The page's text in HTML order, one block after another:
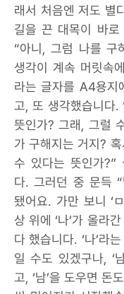
래서 처음엔 저도 별
길을 끈 대목이 바로
“아니, 그럼 나를 구
생각이 계속 머릿속
라는 글자를 A4용지
고, 또 생각했습니다.
뜻인가? 그래, 그럴
가 구해지는 거지?
수 있다는 뜻인가?”
다. 그러던 중 문득 “
됐어요. 가만 보니 ‘
상 위에 ‘나’가 올라
다 했습니다. ‘나’라
일 수도 있겠구나, ‘
고, ‘남’을 도우면 돈